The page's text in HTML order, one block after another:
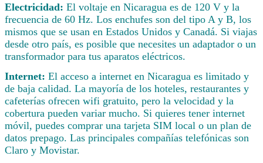
Electricidad: El voltaje en Nicaragua es de 120 V y la
frecuencia de 60 Hz. Los enchufes son del tipo A y B, los
mismos que se usan en Estados Unidos y Canadá. Si viajas
desde otro país, es posible que necesites un adaptador o un
transformador para tus aparatos eléctricos.
Internet: El acceso a internet en Nicaragua es limitado y
de baja calidad. La mayoría de los hoteles, restaurantes y
cafeterías ofrecen wifi gratuito, pero la velocidad y la
cobertura pueden variar mucho. Si quieres tener internet
móvil, puedes comprar una tarjeta SIM local o un plan de
datos prepago. Las principales compañías telefónicas son
Claro y Movistar.